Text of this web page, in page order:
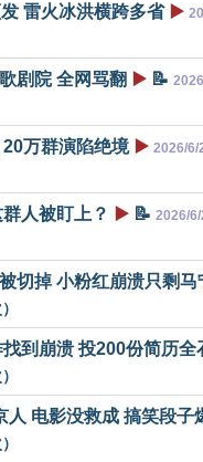
雷火冰洪横跨多省 ▶️
剧院 全网骂翻 ▶️ 📝
万群演陷绝境 ▶️ 2026/6/
人被盯上？ ▶️ 📝 2026/
切掉 小粉红崩溃只剩马
到崩溃 投200份简历全
人 电影没救成 搞笑段子